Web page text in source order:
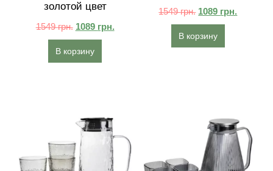
золотой цвет
1549грн. 1089 грн.
В корзину
1549грн. 1089 грн.
В корзину